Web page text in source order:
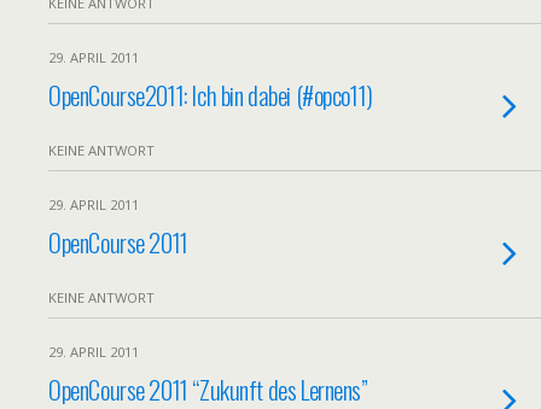
29. APRIL 2011
OpenCourse2011: Ich bin dabei (#opco11)
KEINE ANTWORT
29. APRIL 2011
OpenCourse 2011
KEINE ANTWORT
29. APRIL 2011
OpenCourse 2011 “Zukunft des Lernens”